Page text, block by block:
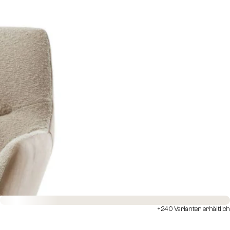
Sofort versandfertig
+240 Varianten erhältlich